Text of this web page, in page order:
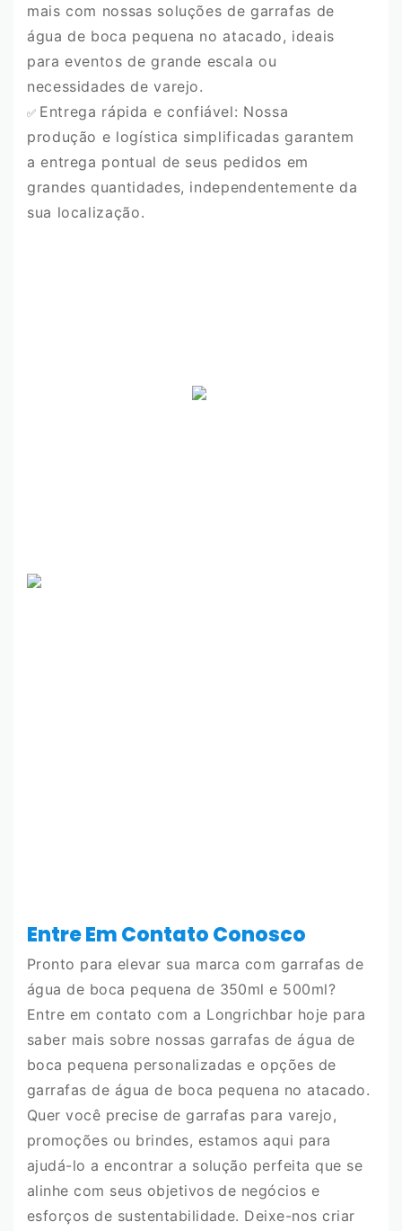
mais com nossas soluções de garrafas de
água de boca pequena no atacado, ideais
para eventos de grande escala ou
necessidades de varejo.
✅ Entrega rápida e confiável: Nossa
produção e logística simplificadas garantem
a entrega pontual de seus pedidos em
grandes quantidades, independentemente da
sua localização.
Entre Em Contato Conosco
Pronto para elevar sua marca com garrafas de
água de boca pequena de 350ml e 500ml?
Entre em contato com a Longrichbar hoje para
saber mais sobre nossas garrafas de água de
boca pequena personalizadas e opções de
garrafas de água de boca pequena no atacado.
Quer você precise de garrafas para varejo,
promoções ou brindes, estamos aqui para
ajudá-lo a encontrar a solução perfeita que se
alinhe com seus objetivos de negócios e
esforços de sustentabilidade. Deixe-nos criar